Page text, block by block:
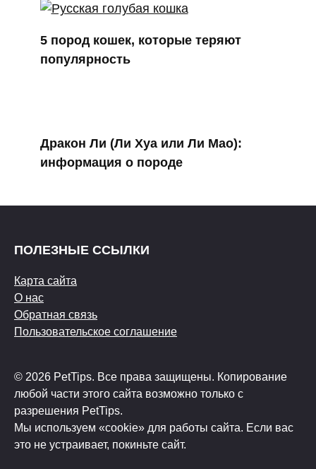
5 пород кошек, которые теряют
популярность
Дракон Ли (Ли Хуа или Ли Мао):
информация о породе
ПОЛЕЗНЫЕ ССЫЛКИ
Карта сайта
О нас
Обратная связь
Пользовательское соглашение
© 2026 PetTips. Все права защищены. Копирование
любой части этого сайта возможно только с
разрешения PetTips.
Мы используем «cookie» для работы сайта. Если вас
это не устраивает, покиньте сайт.